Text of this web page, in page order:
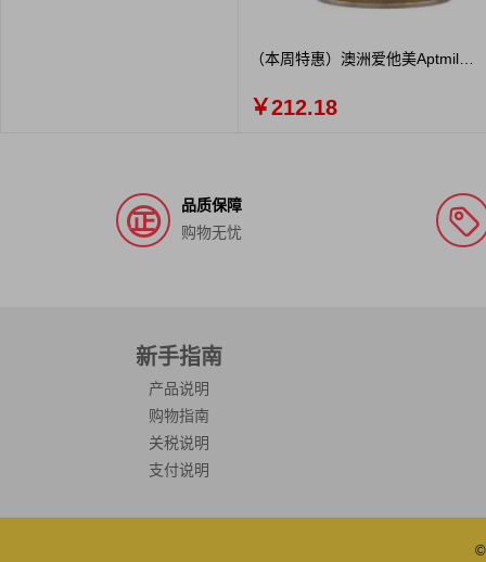
（本周特惠）澳洲爱他美Aptmil
￥212.18
品质保障
购物无忧
新手指南
产品说明
购物指南
关税说明
支付说明
©